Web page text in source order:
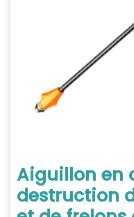
Aiguillon en
destruction